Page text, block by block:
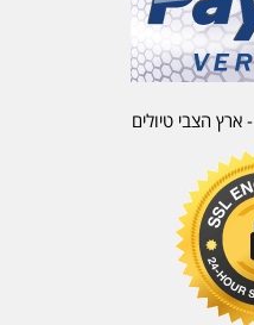
ארץ הצבי טיולים